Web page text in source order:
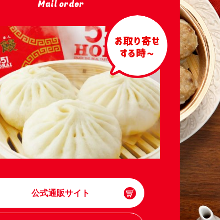
Mail order
公式通販サイト